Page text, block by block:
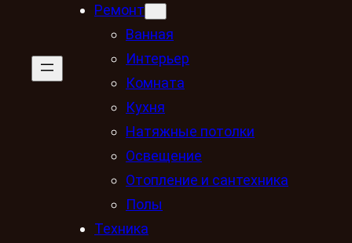
Ремонт
Ванная
Интерьер
Комната
Кухня
Натяжные потолки
Освещение
Отопление и сантехника
Полы
Техника